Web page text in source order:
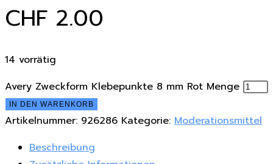
CHF 2.00
14 vorrätig
Avery Zweckform Klebepunkte 8 mm Rot Menge
IN DEN WARENKORB
Artikelnummer: 926286 Kategorie: Moderationsmittel
Beschreibung